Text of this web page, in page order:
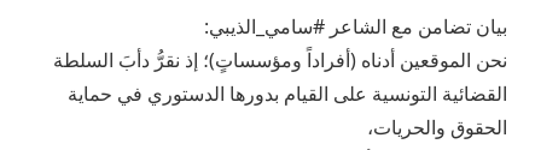
بيان تضامن مع الشاعر #سامي_الذيبي:
نحن الموقعين أدناه (أفراداً ومؤسساتٍ)؛ إذ نقرُّ دأبَ السلطة
القضائية التونسية على القيام بدورها الدستوري في حماية
الحقوق والحريات،